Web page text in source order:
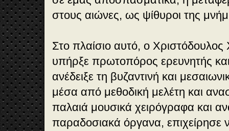
στους αιώνες, ως ψίθυροι της
Στο πλαίσιο αυτό, ο
υπήρξε πρωτοπόρος ερευνητής
ανέδειξε τη βυζαντινή και
μέσα από μεθοδική μελέτη και
παλαιά μουσικά χειρόγραφα και
παραδοσιακά όργανα, επιχείρησε